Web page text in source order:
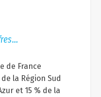
de France
la Région Sud
et 15 % de la